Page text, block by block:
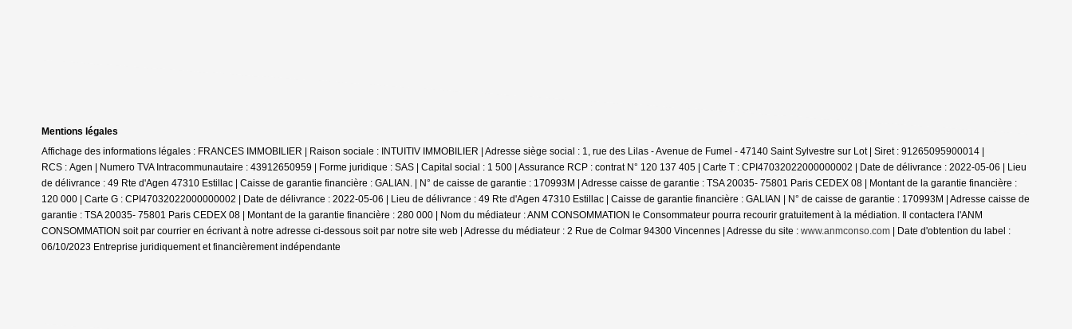
Mentions légales
Affichage des informations légales : FRANCES IMMOBILIER | Raison sociale : INTUITIV IMMOBILIER | Adresse siège social : 1, rue des Lilas - Avenue de Fumel - 47140 Saint Sylvestre sur Lot | Siret : 91265095900014 |
RCS : Agen | Numero TVA Intracommunautaire : 43912650959 | Forme juridique : SAS | Capital social : 1 500 | Assurance RCP : contrat N° 120 137 405 | Carte T : CPI47032022000000002 | Date de délivrance : 2022-05-06 | Lieu
de délivrance : 49 Rte d'Agen 47310 Estillac | Caisse de garantie financière : GALIAN. | N° de caisse de garantie : 170993M | Adresse caisse de garantie : TSA 20035- 75801 Paris CEDEX 08 | Montant de la garantie financière :
120 000 | Carte G : CPI47032022000000002 | Date de délivrance : 2022-05-06 | Lieu de délivrance : 49 Rte d'Agen 47310 Estillac | Caisse de garantie financière : GALIAN | N° de caisse de garantie : 170993M | Adresse caisse de
garantie : TSA 20035- 75801 Paris CEDEX 08 | Montant de la garantie financière : 280 000 | Nom du médiateur : ANM CONSOMMATION le Consommateur pourra recourir gratuitement à la médiation. Il contactera l'ANM
CONSOMMATION soit par courrier en écrivant à notre adresse ci-dessous soit par notre site web | Adresse du médiateur : 2 Rue de Colmar 94300 Vincennes | Adresse du site : www.anmconso.com | Date d'obtention du label :
06/10/2023 Entreprise juridiquement et financièrement indépendante